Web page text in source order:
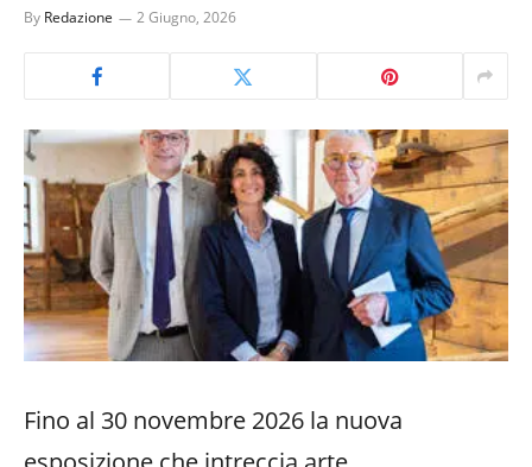
By Redazione 2 Giugno, 2026
Fino al 30 novembre 2026 la nuova